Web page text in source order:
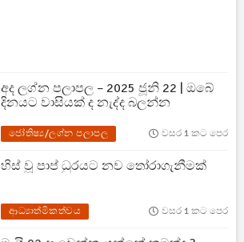
අද ලග්න පලාපල – 2025 ජූනි 22 | ඔබේ
දිනයට වාසියක් ද නැද්ද බලන්න
ජෝතිෂ්‍ය/ලග්න පලාපල වසර 1 කට පෙර
හිස් වූ පාප් ධුරයට නව තෝරාගැනීමක්
ආධ්‍යාත්මිකත්වය වසර 1 කට පෙර